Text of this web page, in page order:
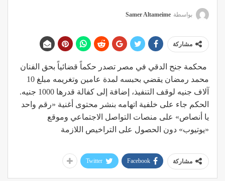
بواسطة Samer Altameime
مشاركة
محكمة جنح الدقي في مصر تصدر حكماً قضائياً بحق الفنان
محمد رمضان يقضي بحبسه لمدة عامين وتغريمه مبلغ 10
آلاف جنيه لوقف التنفيذ، إضافة إلى كفالة قدرها 1000 جنيه.
الحكم جاء على خلفية اتهامه بنشر محتوى أغنية «رقم واحد
يا أنصاص» على منصات التواصل الاجتماعي وموقع
«يوتيوب» دون الحصول على التراخيص اللازمة
مشاركة Facebook
Twitter